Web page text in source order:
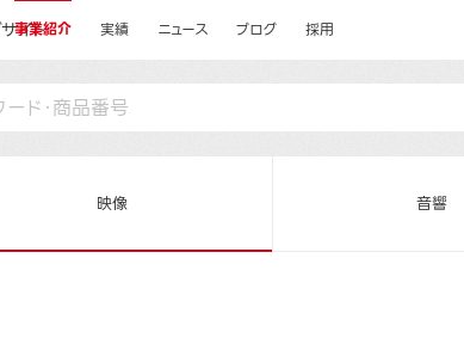
イト
事業紹介 実績 ニュース ブログ 採用
映像 音響